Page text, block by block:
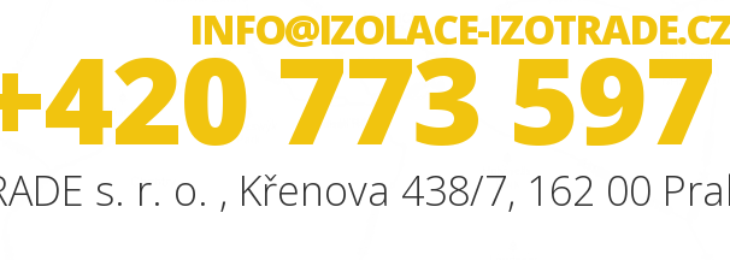
INFO@IZOLACE-
773
s. r. o. , Křenova 438/7, 162 00